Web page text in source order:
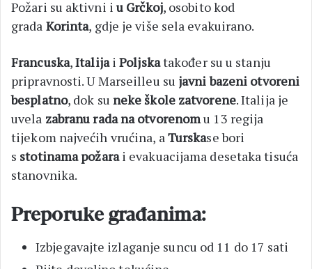
Požari su aktivni iu Grčkoj, osobito kod
grada Korinta, gdje je više sela evakuirano.
Francuska,ItalijaiPoljskatakođer su u stanju
pripravnosti. U Marseilleu su javni bazeni otvoreni
besplatno, dok su neke škole zatvorene. Italija je
uvela zabranu rada na otvorenomu 13 regija
tijekom najvećih vrućina, aTurskase bori
s stotinama požarai evakuacijama desetaka tisuća
stanovnika.
Preporuke građanima:
Izbjegavajte izlaganje suncu od 11 do 17 sati